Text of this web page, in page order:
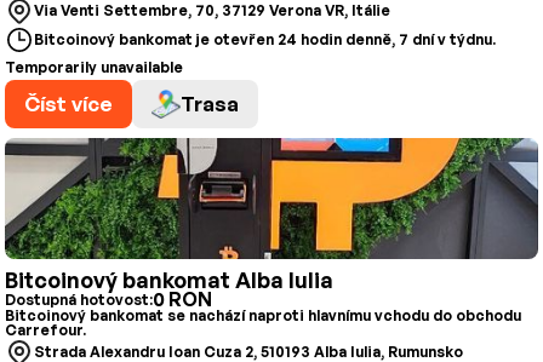
Via Venti Settembre, 70, 37129 Verona VR, Itálie
Bitcoinový bankomat je otevřen 24 hodin denně, 7 dní v týdnu.
Temporarily unavailable
Číst více Trasa
Bitcoinový bankomat Alba Iulia
Dostupná hotovost:0 RON
Bitcoinový bankomat se nachází naproti hlavnímu vchodu do obchodu
Carrefour.
Strada Alexandru Ioan Cuza 2, 510193 Alba Iulia, Rumunsko